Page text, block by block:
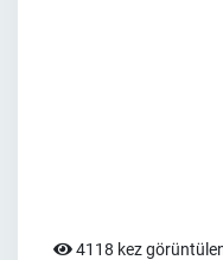
4118 kez